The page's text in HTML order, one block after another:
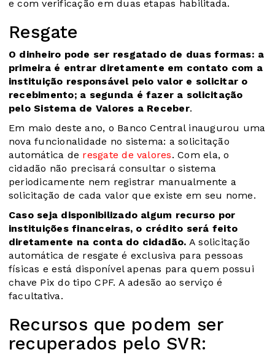
e com verificação em duas etapas habilitada.
Resgate
O dinheiro pode ser resgatado de duas formas: a
primeira é entrar diretamente em contato com a
instituição responsável pelo valor e solicitar o
recebimento; a segunda é fazer a solicitação
pelo Sistema de Valores a Receber.
Em maio deste ano, o Banco Central inaugurou uma
nova funcionalidade no sistema: a solicitação
automática de resgate de valores. Com ela, o
cidadão não precisará consultar o sistema
periodicamente nem registrar manualmente a
solicitação de cada valor que existe em seu nome.
Caso seja disponibilizado algum recurso por
instituições financeiras, o crédito será feito
diretamente na conta do cidadão. A solicitação
automática de resgate é exclusiva para pessoas
físicas e está disponível apenas para quem possui
chave Pix do tipo CPF. A adesão ao serviço é
facultativa.
Recursos que podem ser
recuperados pelo SVR: